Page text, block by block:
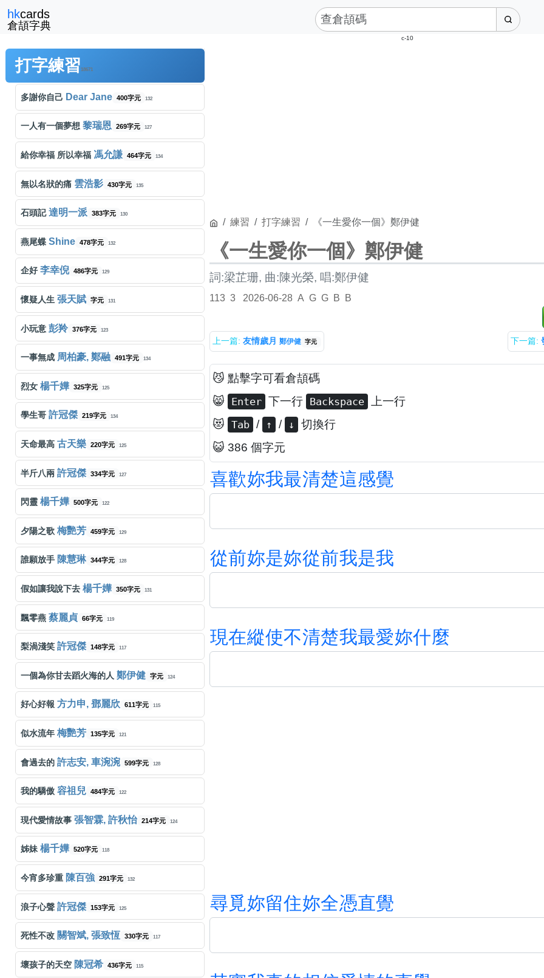
hkcards
倉頡字典
打字練習18671
冷雨夜Beyond
男兒當自強林子祥
多謝你自己 Dear Jane 400字元 132
一人有一個夢想 黎瑞恩 269字元 127
給你幸福 所以幸福 馮允謙 464字元 134
無以名狀的痛 雲浩影 430字元 135
石頭記達明一派 383字元 130
燕尾蝶 Shine 478字元 132
企好李幸倪 486字元 129
懷疑人生 張天賦 字元 131
小玩意 彭羚 376字元 123
一事無成 周柏豪, 鄭融 491字元 134
烈女 楊千嬅 325字元 125
學生哥 許冠傑 219字元 134
天命最高 古天樂 220字元 125
半斤八兩 許冠傑 334字元 127
閃靈 楊千嬅 500字元 122
夕陽之歌 梅艷芳 459字元 129
誰願放手 陳慧琳 344字元 128
假如讓我說下去 楊千嬅 350字元 131
飄零燕 蔡麗貞 66字元 119
梨渦淺笑 許冠傑 148字元 117
一個為你甘去蹈火海的人 鄭伊健 字元 124
好心好報 方力申, 鄧麗欣 611字元 115
似水流年 梅艷芳 135字元 121
會過去的 許志安, 車涴涴 599字元 128
我的驕傲 容祖兒 484字元 122
現代愛情故事 張智霖, 許秋怡 214字元 124
姊妹楊千嬅 520字元 118
今宵多珍重 陳百強 291字元 132
浪子心聲 許冠傑 153字元 125
死性不改 關智斌, 張致恆 330字元 117
壞孩子的天空 陳冠希 436字元 115
c-10
練習 打字練習 《一生愛你一個》鄭伊健
《一生愛你一個》鄭伊健
詞:梁芷珊, 曲:陳光榮, 唱:鄭伊健
113 3 2026-06-28 A G G B B
上一篇: 友情歲月 鄭伊健 字元 下一篇:
😼 點擊字可看倉頡碼
😸 Enter 下一行 Backspace
上一行
😻 Tab / ↑ / ↓
切換行
😺 386 個字元
喜歡妳我最清楚這感覺
從前妳是妳從前我是我
現在縱使不清楚我最愛妳什麼
尋覓妳留住妳全憑直覺